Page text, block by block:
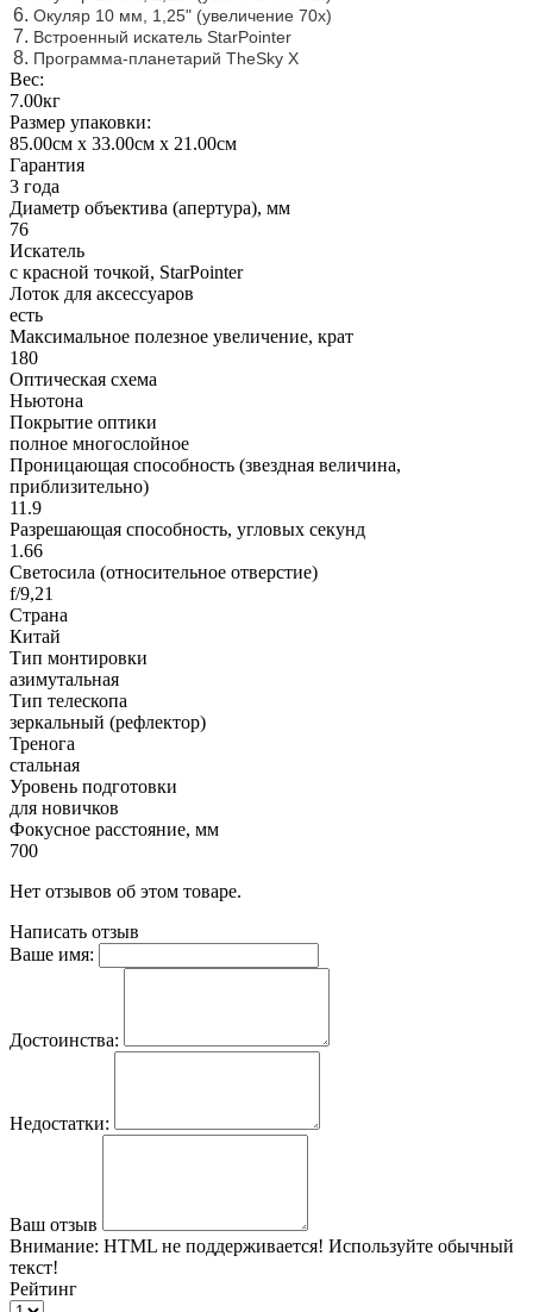
Окуляр 10 мм, 1,25" (увеличение 70х)
Встроенный искатель StarPointer
Программа-планетарий TheSky X
Вес:
7.00кг
Размер упаковки:
85.00см x 33.00см x 21.00см
Гарантия
3 года
Диаметр объектива (апертура), мм
76
Искатель
с красной точкой, StarPointer
Лоток для аксессуаров
есть
Максимальное полезное увеличение, крат
180
Оптическая схема
Ньютона
Покрытие оптики
полное многослойное
Проницающая способность (звездная величина,
приблизительно)
11.9
Разрешающая способность, угловых секунд
1.66
Светосила (относительное отверстие)
f/9,21
Страна
Китай
Тип монтировки
азимутальная
Тип телескопа
зеркальный (рефлектор)
Тренога
стальная
Уровень подготовки
для новичков
Фокусное расстояние, мм
700
Нет отзывов об этом товаре.
Написать отзыв
Ваше имя:
Достоинства:
Недостатки:
Ваш отзыв
Внимание: HTML не поддерживается! Используйте обычный
текст!
Рейтинг